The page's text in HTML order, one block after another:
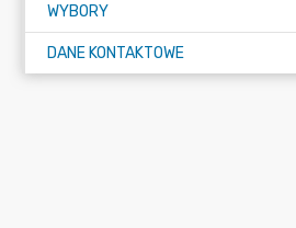
WYBORY
DANE KONTAKTOWE